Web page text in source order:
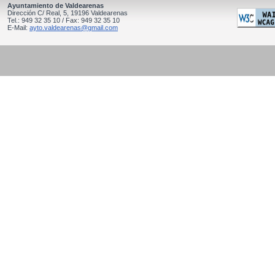
Ayuntamiento de Valdearenas
Dirección C/ Real, 5, 19196 Valdearenas
Tel.: 949 32 35 10 / Fax: 949 32 35 10
E-Mail: ayto.valdearenas@gmail.com